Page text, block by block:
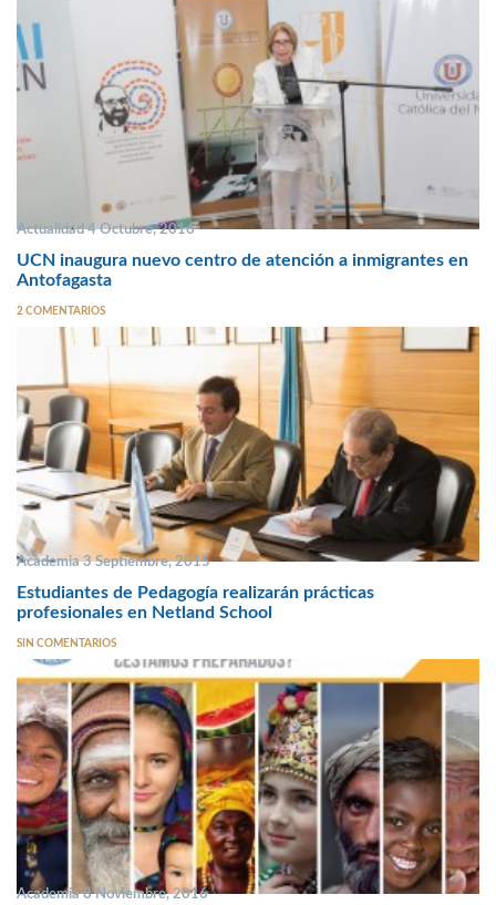
Actualidad 4 Octubre, 2016
UCN inaugura nuevo centro de atención a inmigrantes en
Antofagasta
2 COMENTARIOS
Academia 3 Septiembre, 2015
Estudiantes de Pedagogía realizarán prácticas
profesionales en Netland School
SIN COMENTARIOS
Academia 8 Noviembre, 2016